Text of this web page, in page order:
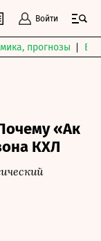
Войти
прогнозы
«Ак
КХЛ